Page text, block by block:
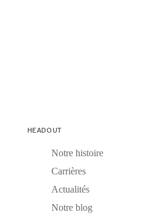
HEADOUT
Notre histoire
Carrières
Actualités
Notre blog